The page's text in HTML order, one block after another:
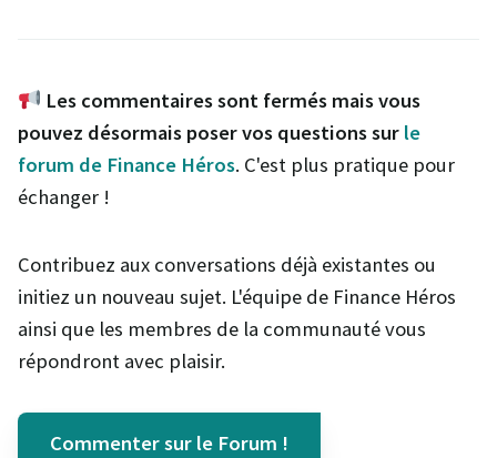
Les commentaires sont fermés mais vous
pouvez désormais poser vos questions sur le
forum de Finance Héros. C'est plus pratique pour
échanger !
Contribuez aux conversations déjà existantes ou
initiez un nouveau sujet. L'équipe de Finance Héros
ainsi que les membres de la communauté vous
répondront avec plaisir.
Commenter sur le Forum !